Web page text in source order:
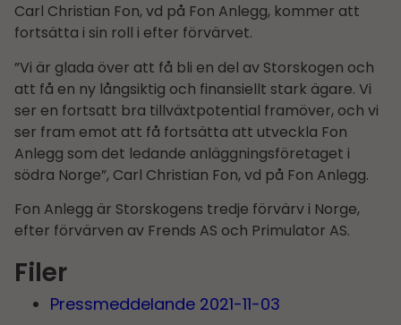
Carl Christian Fon, vd på Fon Anlegg, kommer att
fortsätta i sin roll i efter förvärvet.
”Vi är glada över att få bli en del av Storskogen och
att få en ny långsiktig och finansiellt stark ägare. Vi
ser en fortsatt bra tillväxtpotential framöver, och vi
ser fram emot att få fortsätta att utveckla Fon
Anlegg som det ledande anläggningsföretaget i
södra Norge”, Carl Christian Fon, vd på Fon Anlegg.
Fon Anlegg är Storskogens tredje förvärv i Norge,
efter förvärven av Frends AS och Primulator AS.
Filer
Pressmeddelande 2021-11-03